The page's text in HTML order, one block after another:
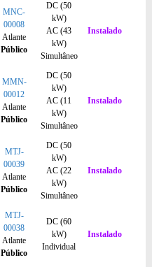
MNC-
00008
Atlante
Público
DC (50
kW)
AC (43
kW)
Simultâneo
Instalado
MMN-
00012
Atlante
Público
DC (50
kW)
AC (11
kW)
Simultâneo
Instalado
MTJ-
00039
Atlante
Público
DC (50
kW)
AC (22
kW)
Simultâneo
Instalado
MTJ-
00038
Atlante
Público
DC (60
kW)
Individual
Instalado